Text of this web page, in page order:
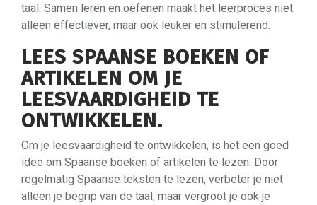
taal. Samen leren en oefenen maakt het leerproces niet
alleen effectiever, maar ook leuker en stimulerend.
LEES SPAANSE BOEKEN OF
ARTIKELEN OM JE
LEESVAARDIGHEID TE
ONTWIKKELEN.
Om je leesvaardigheid te ontwikkelen, is het een goed
idee om Spaanse boeken of artikelen te lezen. Door
regelmatig Spaanse teksten te lezen, verbeter je niet
alleen je begrip van de taal, maar vergroot je ook je